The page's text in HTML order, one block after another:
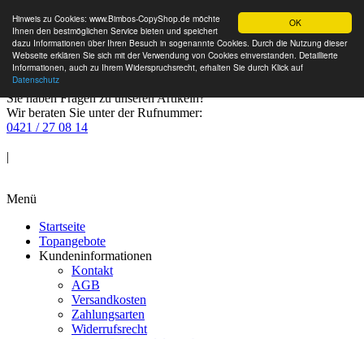
OK
Hinweis zu Cookies: www.Bimbos-CopyShop.de möchte
Ihnen den bestmöglichen Service bieten und speichert
dazu Informationen über Ihren Besuch in sogenannte Cookies. Durch die Nutzung dieser
Webseite erklären Sie sich mit der Verwendung von Cookies einverstanden. Detaillierte
Informationen, auch zu Ihrem Widerspruchsrecht, erhalten Sie durch Klick auf
Datenschutz
Sie haben Fragen zu unseren Artikeln?
Wir beraten Sie unter der Rufnummer:
0421 / 27 08 14
|
Menü
Startseite
Topangebote
Kundeninformationen
Kontakt
AGB
Versandkosten
Zahlungsarten
Widerrufsrecht